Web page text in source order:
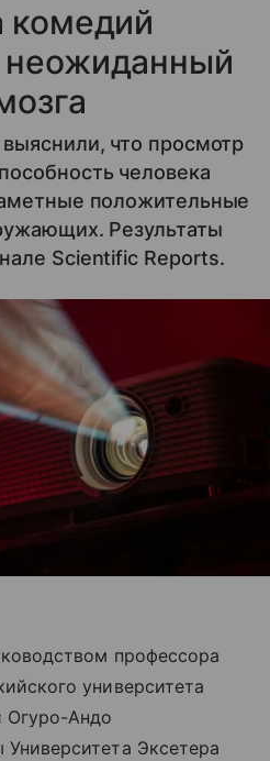
комедий
что просмотр
человека
положительные
Результаты
Scientific Reports.
профессора
университета
Огуро-Андо
Эксетера